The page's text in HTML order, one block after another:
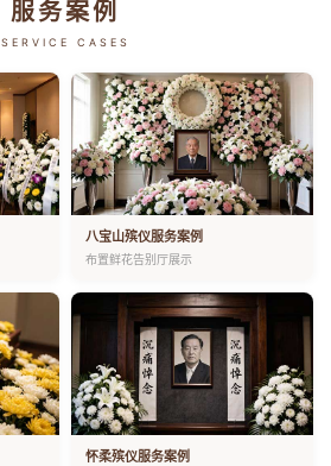
服务案例
SERVICE CASES
八宝山殡仪服务案例
布置鲜花告别厅展示
怀柔殡仪服务案例